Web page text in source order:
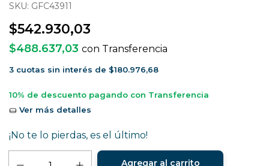
SKU: GFC43911
$542.930,03
$488.637,03 con Transferencia
3 cuotas sin interés de $180.976,68
10% de descuento pagando con Transferencia
Ver más detalles
¡No te lo pierdas, es el último!